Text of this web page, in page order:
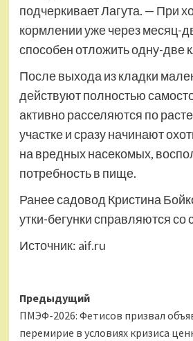
подчеркивает Лагута. — При
кормлении уже через месяц-
способен отложить одну-две
После выхода из кладки
действуют полностью
активно расселяются по
участке и сразу начинают
на вредных насекомых,
потребность в пище.
Ранее садовод Кристина
утки-бегунки справляются со
Источник: aif.ru
Навигация
записи
Предыдущий
ПМЭФ-2026: Фетисов призвал
перемирие в условиях кризиса